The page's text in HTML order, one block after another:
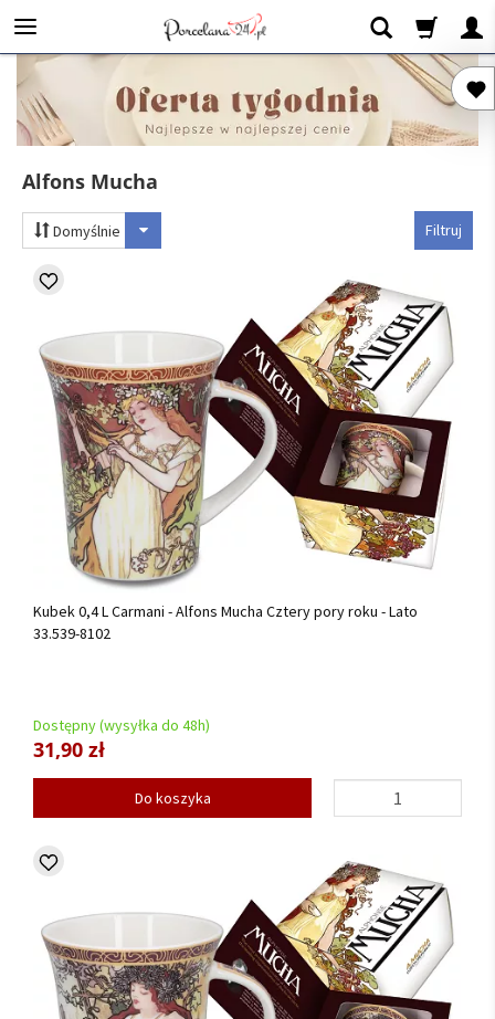
Alfons Mucha
Filtruj
Domyślnie
Kubek 0,4 L Carmani - Alfons Mucha Cztery pory roku - Lato
33.539-8102
Dostępny (wysyłka do 48h)
31,90 zł
Do koszyka